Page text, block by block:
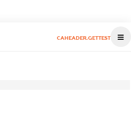
CAHEADER.GETTEST